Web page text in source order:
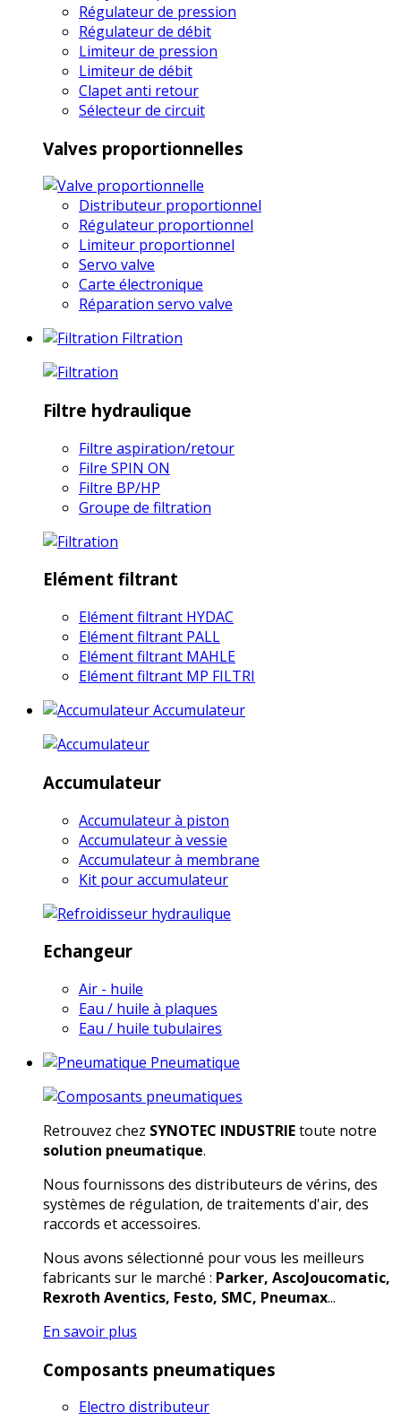
Régulateur de pression
Régulateur de débit
Limiteur de pression
Limiteur de débit
Clapet anti retour
Sélecteur de circuit
Valves proportionnelles
Distributeur proportionnel
Régulateur proportionnel
Limiteur proportionnel
Servo valve
Carte électronique
Réparation servo valve
Filtration
Filtre hydraulique
Filtre aspiration/retour
Filre SPIN ON
Filtre BP/HP
Groupe de filtration
Elément filtrant
Elément filtrant HYDAC
Elément filtrant PALL
Elément filtrant MAHLE
Elément filtrant MP FILTRI
Accumulateur
Accumulateur
Accumulateur à piston
Accumulateur à vessie
Accumulateur à membrane
Kit pour accumulateur
Echangeur
Air - huile
Eau / huile à plaques
Eau / huile tubulaires
Pneumatique
Retrouvez chez SYNOTEC INDUSTRIEtoute notre
solution pneumatique.
Nous fournissons des distributeurs de vérins, des
systèmes de régulation, de traitements d'air, des
raccords et accessoires.
Nous avons sélectionné pour vous les meilleurs
fabricants sur le marché : Parker, AscoJoucomatic,
Rexroth Aventics, Festo, SMC, Pneumax...
En savoir plus
Composants pneumatiques
Electro distributeur